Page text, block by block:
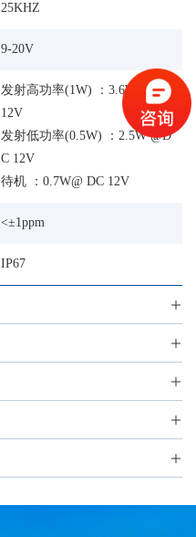
25KHZ
9-20V
发射高功率(1W) ：3.6W@ DC
12V
发射低功率(0.5W) ：2.5W @D
C 12V
待机 ：0.7W@ DC 12V
<±1ppm
IP67